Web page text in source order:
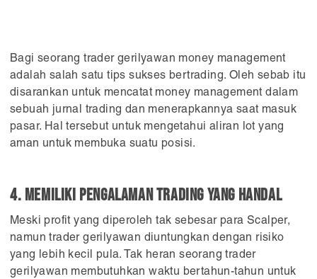
Bagi seorang trader gerilyawan money management
adalah salah satu tips sukses bertrading. Oleh sebab itu
disarankan untuk mencatat money management dalam
sebuah jurnal trading dan menerapkannya saat masuk
pasar. Hal tersebut untuk mengetahui aliran lot yang
aman untuk membuka suatu posisi.
4. Memiliki pengalaman trading yang handal
Meski profit yang diperoleh tak sebesar para Scalper,
namun trader gerilyawan diuntungkan dengan risiko
yang lebih kecil pula. Tak heran seorang trader
gerilyawan membutuhkan waktu bertahun-tahun untuk